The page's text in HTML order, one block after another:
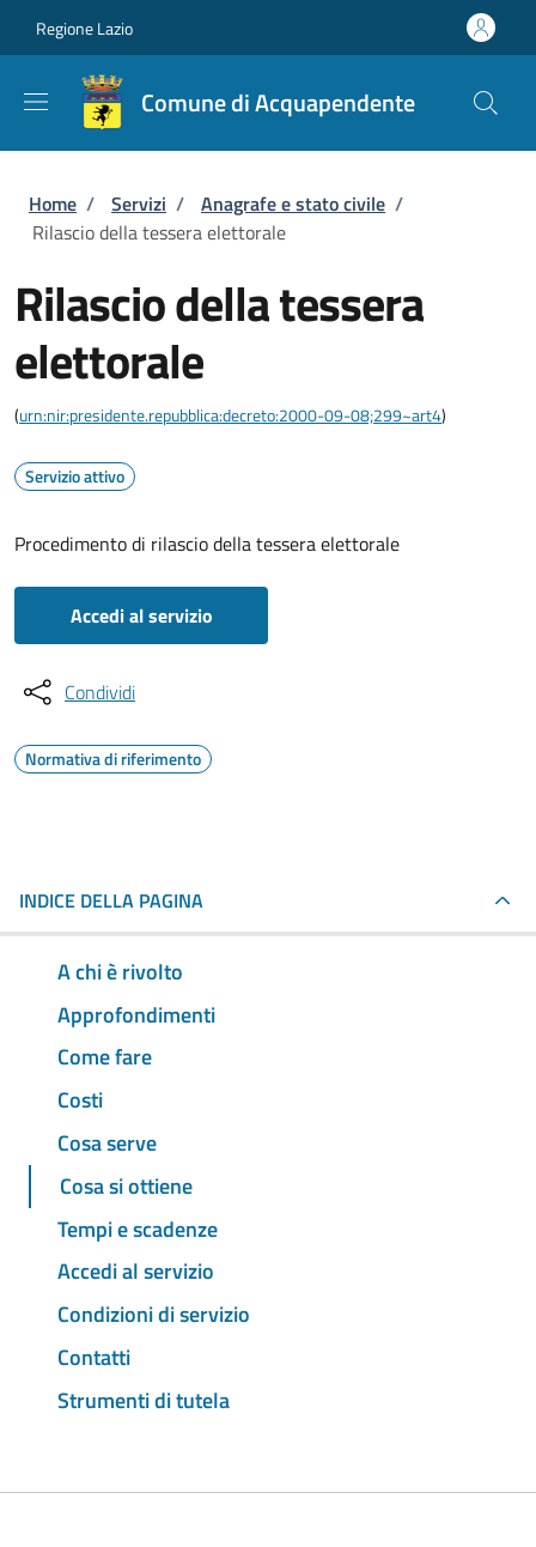
Regione Lazio
Comune di Acquapendente
Briciole di pane
Home / Servizi / Anagrafe e stato civile /
Rilascio della tessera elettorale
Rilascio della tessera
elettorale
(urn:nir:presidente.repubblica:decreto:2000-09-08;299~art4)
Servizio attivo
Procedimento di rilascio della tessera elettorale
Accedi al servizio
Condividi
Normativa di riferimento
INDICE DELLA PAGINA
A chi è rivolto
Approfondimenti
Come fare
Costi
Cosa serve
Cosa si ottiene
Tempi e scadenze
Accedi al servizio
Condizioni di servizio
Contatti
Strumenti di tutela